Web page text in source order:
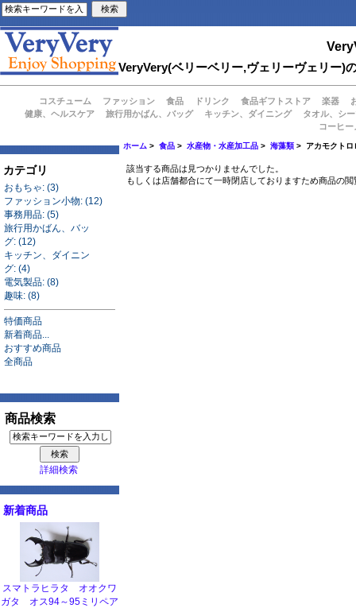
VeryVery(ベリーベリー,ヴェリーヴェリー)
コスチューム ファッション 食品 ドリンク 食品ギフトストア 楽器
健康、ヘルスケア
旅行用かばん、バッグ キッチン、ダイニング
タオル、シ
コーヒ
カテゴリ
おもちゃ: (3)
ファッション小物: (12)
事務用品: (5)
旅行用かばん、バッ
グ: (12)
キッチン、ダイニン
グ: (4)
電気製品: (8)
趣味: (8)
特価商品
新着商品...
おすすめ商品
全商品
商品検索
詳細検索
新着商品
スマトラヒラタ オオクワ
ガタ オス94～95ミリペア
ホーム >食品 >水産物・水産加工品 >海藻類 > アカモクト
該当する商品は見つかりませんでした。
もしくは店舗都合にて一時閉店しておりますため商品の